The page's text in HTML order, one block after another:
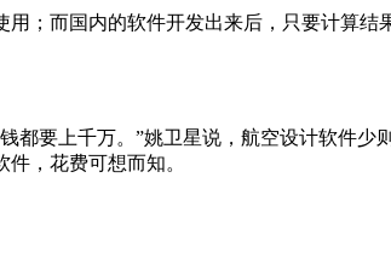
；而国内的软件开发出来后，只要计算结
要上千万。”姚卫星说，航空设计软件少
，花费可想而知。